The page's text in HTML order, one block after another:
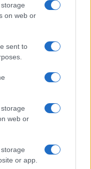
on web or
sent to
web or
or app.
17-et érintő hibát
elég leírni, mit
az iPhone-
gesztusa